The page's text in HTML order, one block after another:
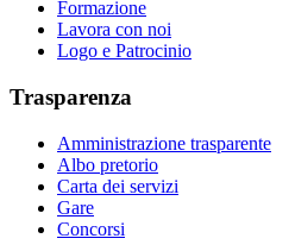
Formazione
Lavora con noi
Logo e Patrocinio
Trasparenza
Amministrazione trasparente
Albo pretorio
Carta dei servizi
Gare
Concorsi